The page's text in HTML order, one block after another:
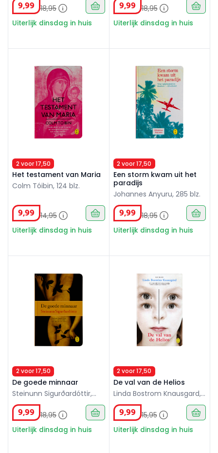
9,99 18,95
Uiterlijk dinsdag in huis
9,99 18,95
Uiterlijk dinsdag in huis
2 voor 17,50
Het testament van Maria
Colm Tóibin, 124 blz.
9,99 14,95
Uiterlijk dinsdag in huis
2 voor 17,50
Een storm kwam uit het
paradijs
Johannes Anyuru, 285 blz.
9,99 18,95
Uiterlijk dinsdag in huis
2 voor 17,50
De goede minnaar
Steinunn Sigurðardóttir,
250 blz.
9,99 18,95
Uiterlijk dinsdag in huis
2 voor 17,50
De val van de Helios
Linda Bostrom Knausgard,
125 blz.
9,99 15,95
Uiterlijk dinsdag in huis